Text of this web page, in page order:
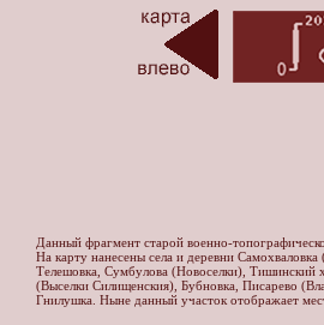
Данный фрагмент старой военно-
На карту нанесены села и деревни
Телешовка, Сумбулова (Новоселки), Тишинский
(Выселки Силищенския), Бубновка, Писарево
Гнилушка. Ныне данный участок отображает